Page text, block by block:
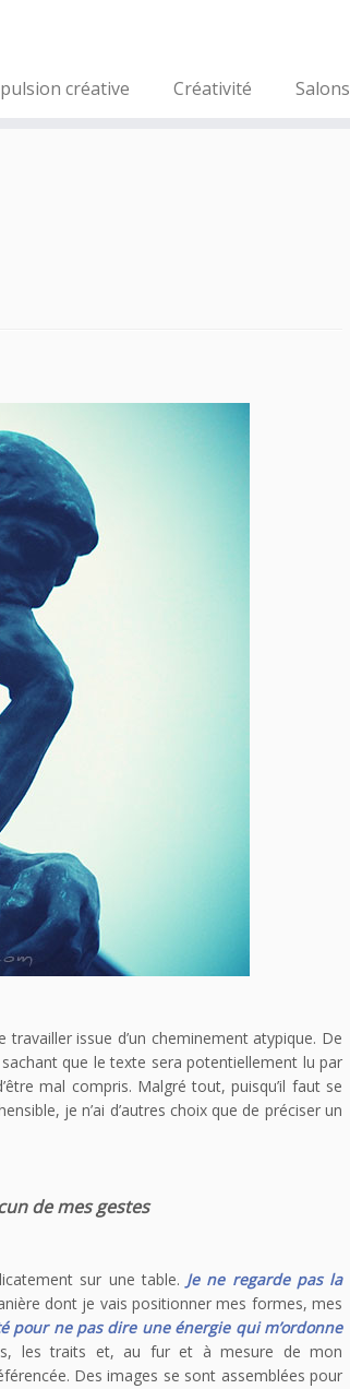
créative Créativité Salons
issue d’un cheminement atypique. De
que le texte sera potentiellement lu par
mal compris. Malgré tout, puisqu’il faut se
je n’ai d’autres choix que de préciser un
de mes gestes
sur une table. Je ne regarde pas la
dont je vais positionner mes formes, mes
pour ne pas dire une énergie qui m’ordonne
les traits et, au fur et à mesure de mon
Des images se sont assemblées pour